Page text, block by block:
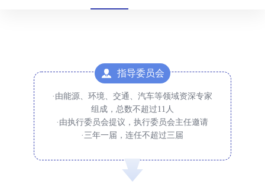
·由能源、环境、交通、汽车等领域资深专家
组成，总数不超过11人
·由执行委员会提议，执行委员会主任邀请
·三年一届，连任不超过三届
指导委员会